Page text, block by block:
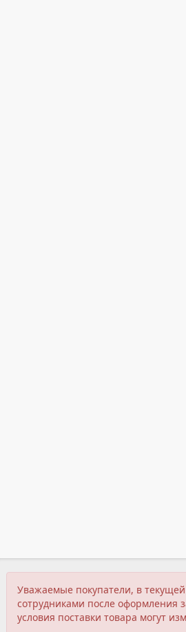
Уважаемые покупатели, в
сотрудниками после оформления
условия поставки товара могут